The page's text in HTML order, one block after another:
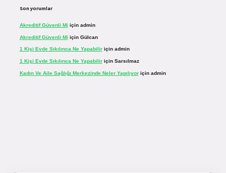
Son yorumlar
Akreditif Güvenli Mi için admin
Akreditif Güvenli Mi için Gülcan
1 Kişi Evde Sıkılınca Ne Yapabiliriçin admin
1 Kişi Evde Sıkılınca Ne Yapabiliriçin Sarsılmaz
Kadın Ve Aile Sağlığı Merkezinde Neler Yapılıyoriçin admin